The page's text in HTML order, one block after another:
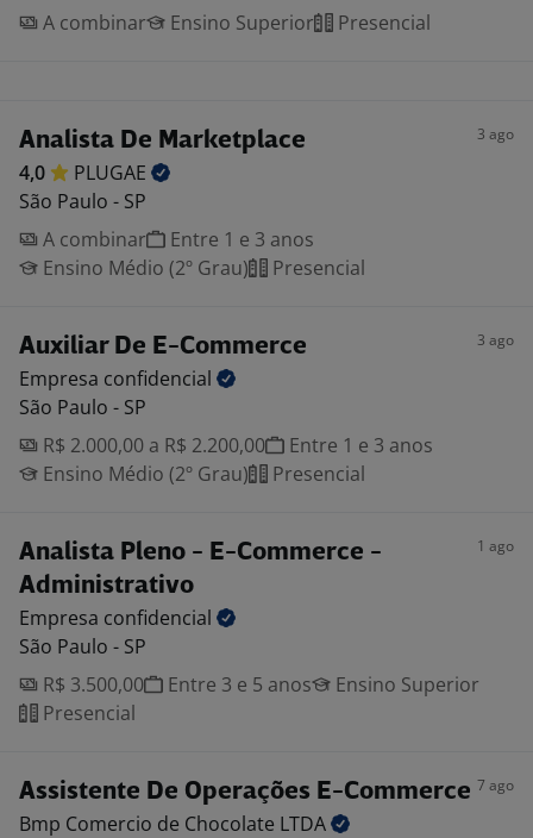
A combinar
Ensino Superior Presencial
Analista De Marketplace 3 ago
4,0
PLUGAE
São Paulo - SP
A combinar
Entre 1 e 3 anos
Ensino Médio (2º Grau)
Presencial
Auxiliar De E-Commerce 3 ago
Empresa confidencial
São Paulo - SP
R$ 2.000,00 a R$ 2.200,00
Entre 1 e 3 anos
Ensino Médio (2º Grau)
Presencial
Analista Pleno - E-Commerce -
Administrativo
1 ago
Empresa confidencial
São Paulo - SP
R$ 3.500,00
Entre 3 e 5 anos
Ensino Superior
Presencial
Assistente De Operações E-Commerce 7 ago
Bmp Comercio de Chocolate LTDA